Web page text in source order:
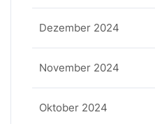
Dezember 2024
November 2024
Oktober 2024